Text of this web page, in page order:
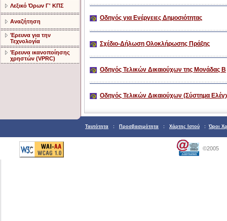
Λεξικό Όρων Γ' ΚΠΣ
Αναζήτηση
Έρευνα για την
Τεχνολογία
Έρευνα ικανοποίησης
χρηστών (VPRC)
Οδηγός για Ενέργειες Δημοσιότητας
Σχέδιο-Δήλωση Ολοκλήρωσης Πράξης
Οδηγός Τελικών Δικαιούχων της Μονάδας Β
Οδηγός Τελικών Δικαιούχων (Σύστημα
Ταυτότητα : Προσβασιμότητα : Χάρτης Ιστού : Όροι
©2005